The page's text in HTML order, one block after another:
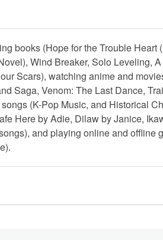
books (Hope for the Trouble Heart
Wind Breaker, Solo Leveling,
Scars), watching anime and
Saga, Venom: The Last Dance,
(K-Pop Music, and Historical
Here by Adie, Dilaw by Janice,
and playing online and offline